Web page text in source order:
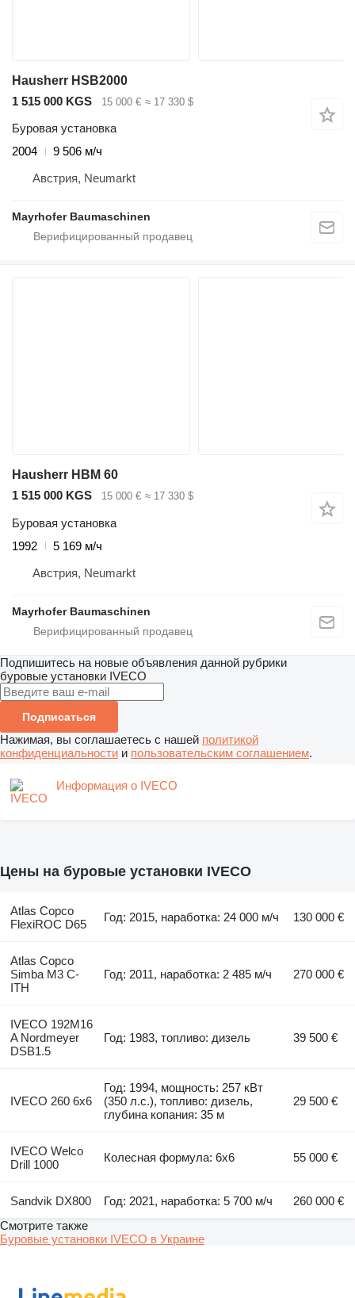
Hausherr HSB2000
1 515 000 KGS
15 000 € ≈ 17 330 $
Буровая установка
2004
9 506 м/ч
Австрия, Neumarkt
Mayrhofer Baumaschinen
Hausherr HBM 60
1 515 000 KGS
15 000 € ≈ 17 330 $
Буровая установка
1992
5 169 м/ч
Австрия, Neumarkt
Mayrhofer Baumaschinen
Подпишитесь на новые объявления данной рубрики
буровые установки IVECO
Подписаться
Нажимая, вы соглашаетесь с нашей политикой
конфиденциальности и пользовательским соглашением.
Информация о IVECO
Цены на буровые установки IVECO
Atlas Copco
FlexiROC D65
Год: 2015, наработка: 24 000 м/ч 130 000 €
Atlas Copco
Simba M3 C-
ITH
Год: 2011, наработка: 2 485 м/ч 270 000 €
IVECO 192M16
A Nordmeyer
DSB1.5
Год: 1983, топливо: дизель 39 500 €
IVECO 260 6x6
Год: 1994, мощность: 257 кВт
(350 л.с.), топливо: дизель,
глубина копания: 35 м
29 500 €
IVECO Welco
Drill 1000
Колесная формула: 6x6 55 000 €
Sandvik DX800 Год: 2021, наработка: 5 700 м/ч
260 000 €
Смотрите также
Буровые установки IVECO в Украине